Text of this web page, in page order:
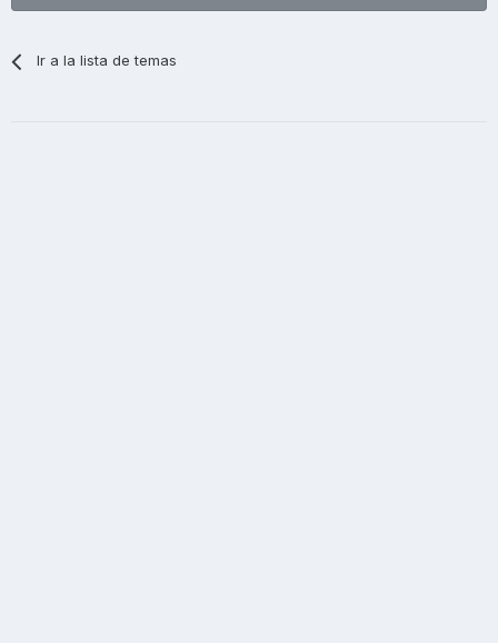
Ir a la lista de temas